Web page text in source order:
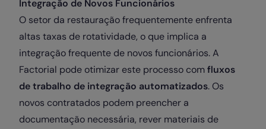
Integração de Novos Funcionários
O setor da restauração frequentemente enfrenta
altas taxas de rotatividade, o que implica a
integração frequente de novos funcionários. A
Factorial pode otimizar este processo comfluxos
de trabalho de integração automatizados. Os
novos contratados podem preencher a
documentação necessária, rever materiais de